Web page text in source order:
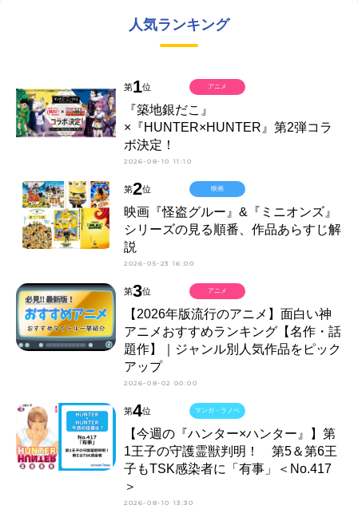
人気ランキング
第1位
『築地銀だこ』
×『HUNTER×HUNTER』第2弾コラ
ボ決定！
2026-08-10 11:10
アニメ
第2位
映画『怪盗グルー』&『ミニオンズ』
シリーズの見る順番、作品あらすじ解
説
2026-05-23 16:00
映画
第3位
【2026年版流行のアニメ】面白い神
アニメおすすめランキング【名作・話
題作】｜ジャンル別人気作品をピック
アップ
2026-08-02 00:00
アニメ
第4位
【今週の『ハンター×ハンター』】第
1王子の守護霊獣判明！ 第5＆第6王
子もTSK感染者に「有事」＜No.417
＞
2026-08-10 13:30
マンガ・ラノベ